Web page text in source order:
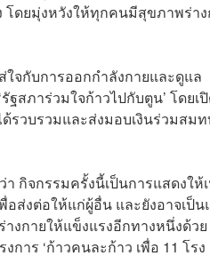
โดยมุ่งหวังให้ทุกคนมีสุขภาพร่าง
จกับการออกกำลังกายและดูแล
สภาร่วมใจก้าวไปกับตูน’ โดยเ
รวบรวมและส่งมอบเงินร่วมสม
กิจกรรมครั้งนี้เป็นการแสดงให้
ส่งต่อให้แก่ผู้อื่น และยังอาจเป็น
กายให้แข็งแรงอีกทางหนึ่งด้วย
าร ‘ก้าวคนละก้าว เพื่อ 11 โรง